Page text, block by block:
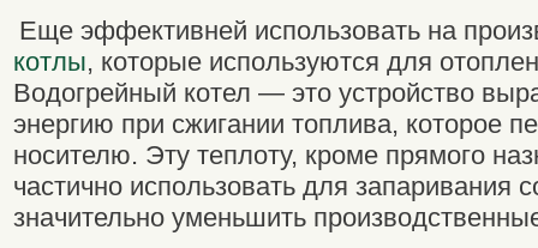
Еще эффективней использовать на
котлы, которые используются для
Водогрейный котел — это устройство
энергию при сжигании топлива, которое
носителю. Эту теплоту, кроме прямого
частично использовать для запаривания
значительно уменьшить